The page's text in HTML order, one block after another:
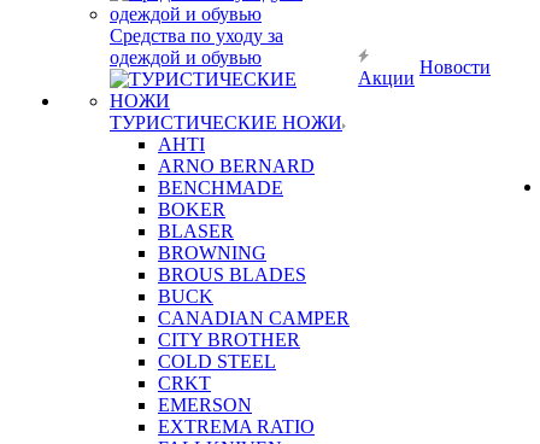
Средства по уходу за
одеждой и обувью
ТУРИСТИЧЕСКИЕ НОЖИ
AHTI
ARNO BERNARD
BENCHMADE
BOKER
BLASER
BROWNING
BROUS BLADES
BUCK
CANADIAN CAMPER
CITY BROTHER
COLD STEEL
CRKT
EMERSON
EXTREMA RATIO
Акции
Новости